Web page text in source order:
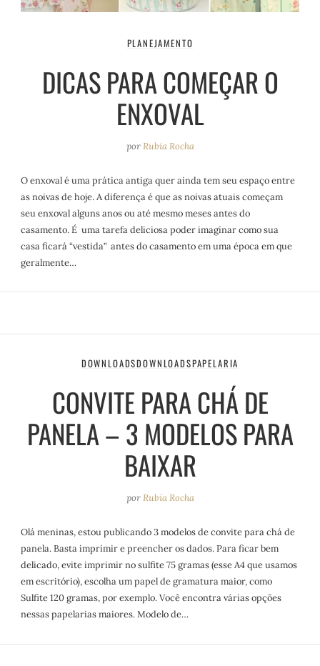
PLANEJAMENTO
DICAS PARA COMEÇAR O
ENXOVAL
porRubia Rocha
O enxoval é uma prática antiga quer ainda tem seu espaço entre
as noivas de hoje. A diferença é que as noivas atuais começam
seu enxoval alguns anos ou até mesmo meses antes do
casamento. É uma tarefa deliciosa poder imaginar como sua
casa ficará “vestida” antes do casamento em uma época em que
geralmente…
DOWNLOADSDOWNLOADSPAPELARIA
CONVITE PARA CHÁ DE
PANELA – 3 MODELOS PARA
BAIXAR
porRubia Rocha
Olá meninas, estou publicando 3 modelos de convite para chá de
panela. Basta imprimir e preencher os dados. Para ficar bem
delicado, evite imprimir no sulfite 75 gramas (esse A4 que usamos
em escritório), escolha um papel de gramatura maior, como
Sulfite 120 gramas, por exemplo. Você encontra várias opções
nessas papelarias maiores. Modelo de…